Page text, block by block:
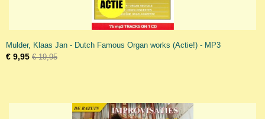
Mulder, Klaas Jan - Dutch Famous Organ works (Actie!) - MP3
€ 9,95 € 19,95